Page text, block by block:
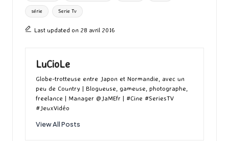
k
n
g
er
série Serie Tv
Last updated on 28 avril 2016
LuCioLe
Globe-trotteuse entre Japon et Normandie, avec un
peu de Country | Blogueuse, gameuse, photographe,
freelance | Manager @JaMEfr | #Cine #SeriesTV
#JeuxVidéo
View All Posts